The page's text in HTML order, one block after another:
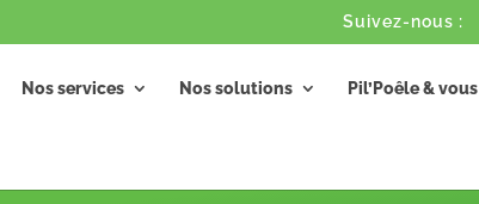
Nos services Nos solutions Pil’Poêle & vous